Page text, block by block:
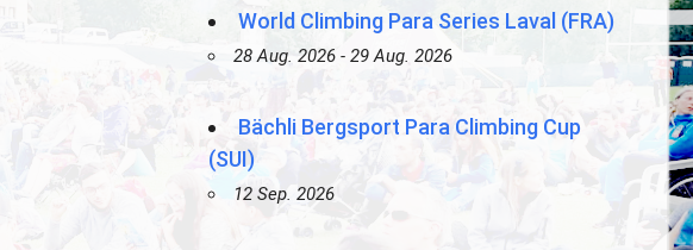
World Climbing Para Series Laval (FRA)
28 Aug. 2026 - 29 Aug. 2026
Bächli Bergsport Para Climbing Cup
(SUI)
12 Sep. 2026